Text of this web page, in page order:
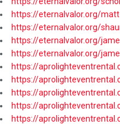
https://eternalvalor.org/
https://eternalvalor.org/
https://eternalvalor.org/
https://eternalvalor.org/
https://
https://
https://
https://
https://